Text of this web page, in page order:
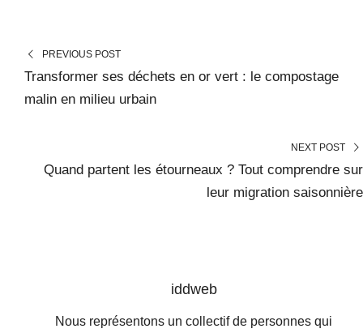
PREVIOUS POST
Transformer ses déchets en or vert : le compostage
malin en milieu urbain
NEXT POST
Quand partent les étourneaux ? Tout comprendre sur
leur migration saisonnière
iddweb
Nous représentons un collectif de personnes qui